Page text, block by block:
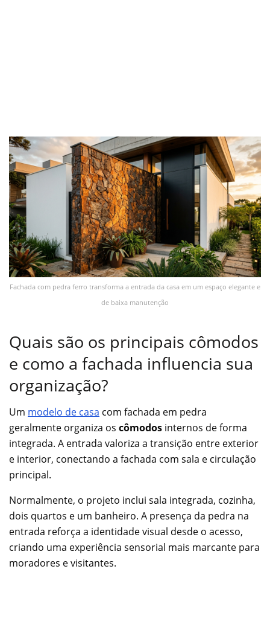
Fachada com pedra ferro transforma a entrada da casa em um espaço elegante e
de baixa manutenção
Quais são os principais cômodos
e como a fachada influencia sua
organização?
Um modelo de casa com fachada em pedra
geralmente organiza os cômodos internos de forma
integrada. A entrada valoriza a transição entre exterior
e interior, conectando a fachada com sala e circulação
principal.
Normalmente, o projeto inclui sala integrada, cozinha,
dois quartos e um banheiro. A presença da pedra na
entrada reforça a identidade visual desde o acesso,
criando uma experiência sensorial mais marcante para
moradores e visitantes.